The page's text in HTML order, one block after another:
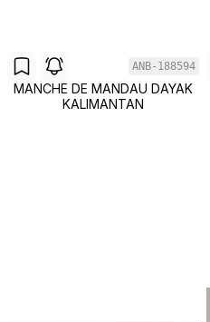
ANB-188594
MANCHE DE MANDAU DAYAK
KALIMANTAN